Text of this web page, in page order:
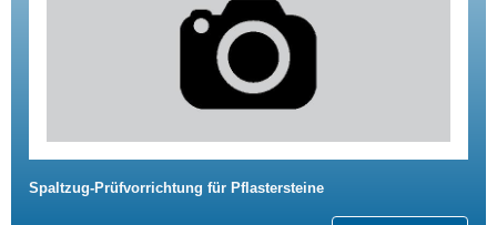
Spaltzug-Prüfvorrichtung für Pflastersteine